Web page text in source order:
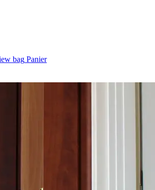
bag Panier